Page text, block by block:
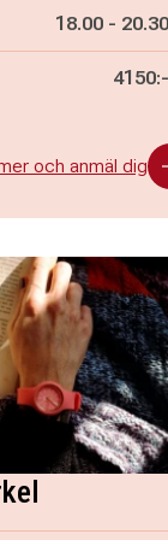
Pågår mellan
18.00 - och
20.30
4150:-
och anmäl dig